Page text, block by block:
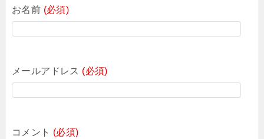
お名前 (必須)
メールアドレス (必須)
コメント (必須)